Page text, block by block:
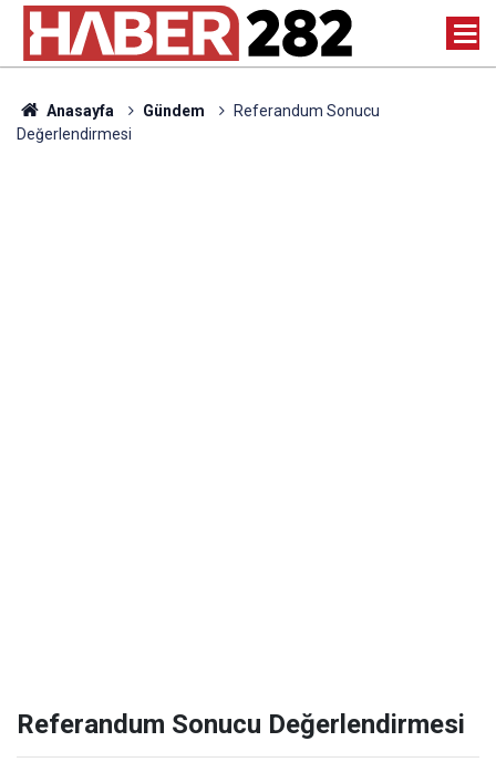
Anasayfa Gündem
Referandum Sonucu
Değerlendirmesi
Referandum Sonucu Değerlendirmesi